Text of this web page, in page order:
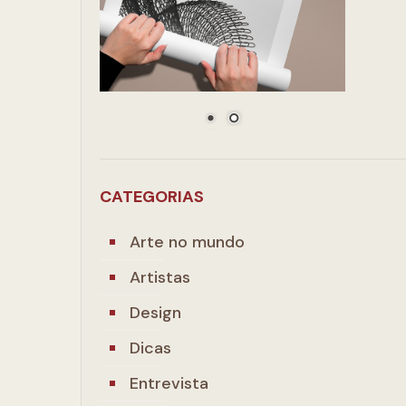
CATEGORIAS
Arte no mundo
Artistas
Design
Dicas
Entrevista